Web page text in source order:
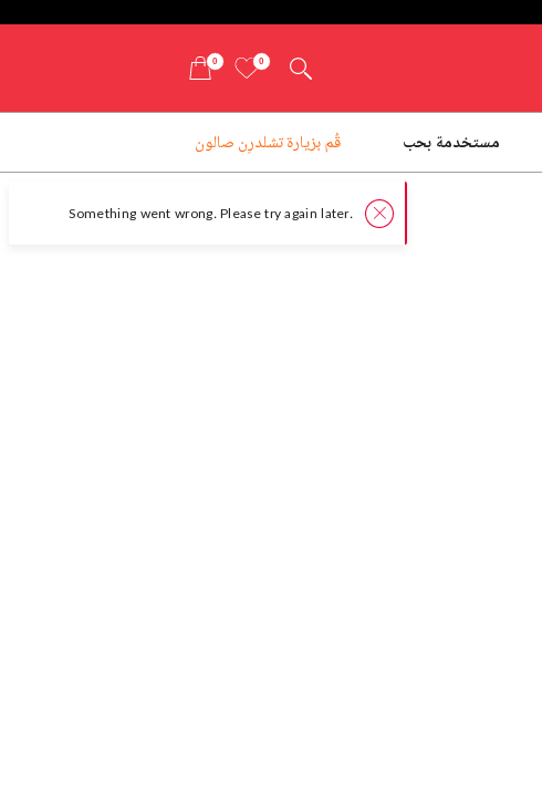
0
0
مستخدمة بحب قُم بزيارة تشلدرِن صالون